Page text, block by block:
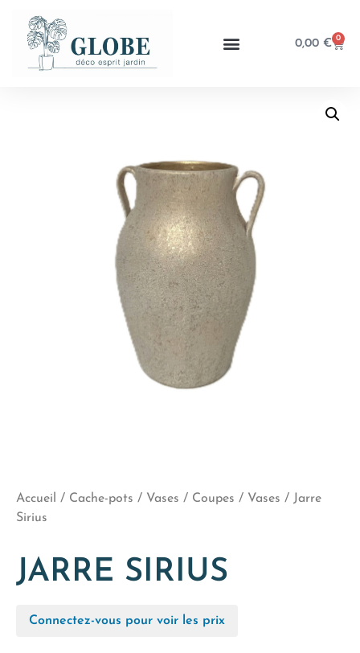
0,00 € 0
Accueil / Cache-pots / Vases / Coupes / Vases / Jarre
Sirius
JARRE SIRIUS
Connectez-vous pour voir les prix